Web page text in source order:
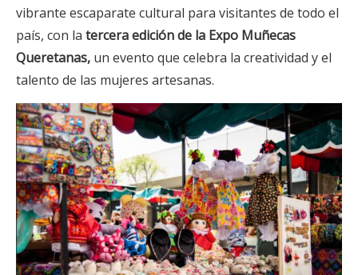
vibrante escaparate cultural para visitantes de todo el
país, con la tercera edición de la Expo Muñecas
Queretanas, un evento que celebra la creatividad y el
talento de las mujeres artesanas.